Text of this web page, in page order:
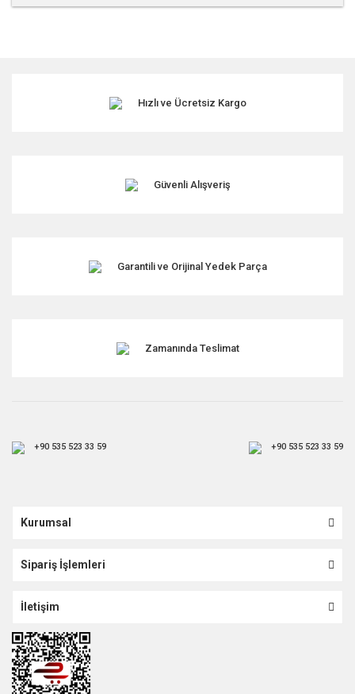
Ürün resmi kalitesiz, bozuk veya görüntülenemiyor.
Ürün fiyatı diğer sitelerden daha pahalı.
Hızlı ve Ücretsiz Kargo
Güvenli Alışveriş
Garantili ve Orijinal Yedek Parça
Zamanında Teslimat
+90 535 523 33 59 +90 535 523 33 59
Kurumsal
Sipariş İşlemleri
İletişim